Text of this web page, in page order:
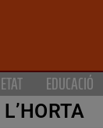
EDUCACIÓ
L’HORTA